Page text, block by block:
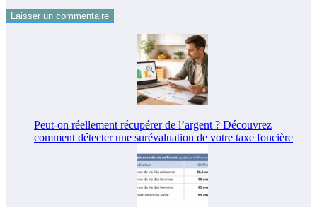
Peut-on réellement récupérer de l’argent ? Découvrez
comment détecter une surévaluation de votre taxe foncière